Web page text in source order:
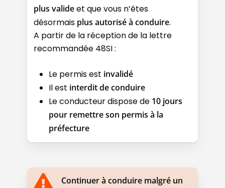
plus valideet que vous n’êtes
désormais plus autorisé à conduire.
A partir de la réception de la lettre
recommandée 48SI :
Le permis est invalidé
Il est interdit de conduire
Le conducteur dispose de 10 jours
pour remettre son permis à la
préfecture
Continuer à conduire malgré un